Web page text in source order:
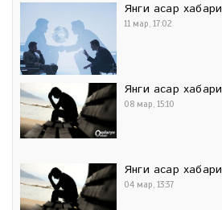
Янги асар хабари
11 мар, 17:02
Янги асар хабари
08 мар, 15:10
Янги асар хабари
04 мар, 13:37